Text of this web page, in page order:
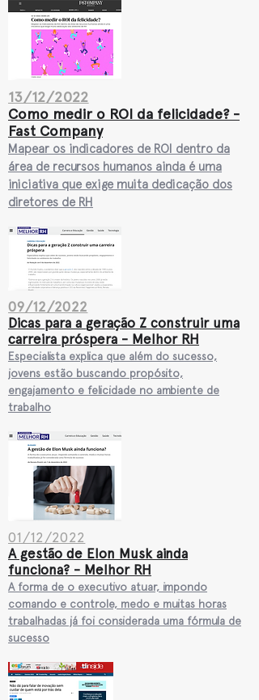
13/12/2022
Como medir o ROI da felicidade? -
Fast Company
Mapear os indicadores de ROI dentro da
área de recursos humanos ainda é uma
iniciativa que exige muita dedicação dos
diretores de RH
09/12/2022
Dicas para a geração Z construir uma
carreira próspera - Melhor RH
Especialista explica que além do sucesso,
jovens estão buscando propósito,
engajamento e felicidade no ambiente de
trabalho
01/12/2022
A gestão de Elon Musk ainda
funciona? - Melhor RH
A forma de o executivo atuar, impondo
comando e controle, medo e muitas horas
trabalhadas já foi considerada uma fórmula de
sucesso